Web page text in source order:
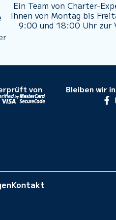
Ein Team von Charter-
Ihnen von Montag bis
9:00 und 18:00 Uhr zur
von Bleiben wir
Kontakt